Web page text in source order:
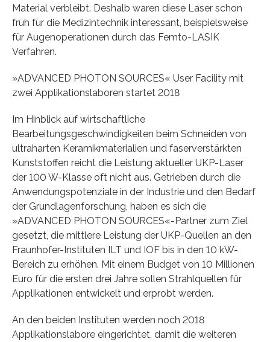
Material verbleibt. Deshalb waren diese Laser schon
früh für die Medizintechnik interessant, beispielsweise
für Augenoperationen durch das Femto-LASIK
Verfahren.
»ADVANCED PHOTON SOURCES« User Facility mit
zwei Applikationslaboren startet 2018
Im Hinblick auf wirtschaftliche
Bearbeitungsgeschwindigkeiten beim Schneiden von
ultraharten Keramikmaterialien und faserverstärkten
Kunststoffen reicht die Leistung aktueller UKP-Laser
der 100 W-Klasse oft nicht aus. Getrieben durch die
Anwendungspotenziale in der Industrie und den Bedarf
der Grundlagenforschung, haben es sich die
»ADVANCED PHOTON SOURCES«-Partner zum Ziel
gesetzt, die mittlere Leistung der UKP-Quellen an den
Fraunhofer-Instituten ILT und IOF bis in den 10 kW-
Bereich zu erhöhen. Mit einem Budget von 10 Millionen
Euro für die ersten drei Jahre sollen Strahlquellen für
Applikationen entwickelt und erprobt werden.
An den beiden Instituten werden noch 2018
Applikationslabore eingerichtet, damit die weiteren